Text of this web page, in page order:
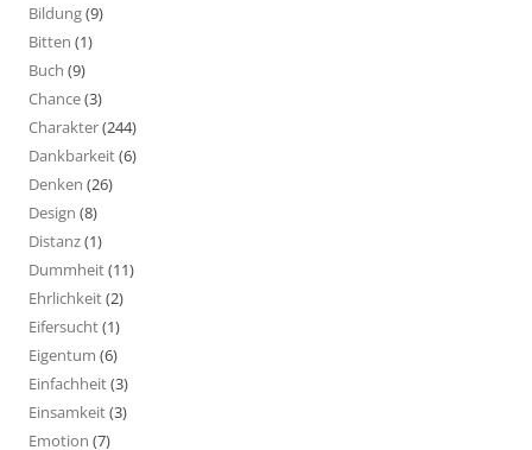
Bildung(9)
Bitten (1)
Buch (9)
Chance(3)
Charakter(244)
Dankbarkeit(6)
Denken (26)
Design (8)
Distanz(1)
Dummheit(11)
Ehrlichkeit(2)
Eifersucht(1)
Eigentum (6)
Einfachheit(3)
Einsamkeit(3)
Emotion (7)